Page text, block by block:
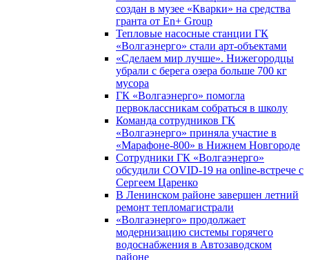
создан в музее «Кварки» на средства
гранта от En+ Group
Тепловые насосные станции ГК
«Волгаэнерго» стали арт-объектами
«Сделаем мир лучше». Нижегородцы
убрали с берега озера больше 700 кг
мусора
ГК «Волгаэнерго» помогла
первоклассникам собраться в школу
Команда сотрудников ГК
«Волгаэнерго» приняла участие в
«Марафоне-800» в Нижнем Новгороде
Сотрудники ГК «Волгаэнерго»
обсудили COVID-19 на online-встрече с
Сергеем Царенко
В Ленинском районе завершен летний
ремонт тепломагистрали
«Волгаэнерго» продолжает
модернизацию системы горячего
водоснабжения в Автозаводском
районе